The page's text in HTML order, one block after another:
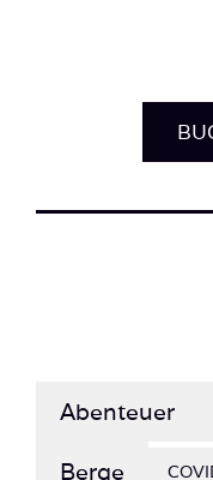
Berge COVID